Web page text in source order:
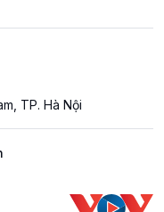
TP. Hà Nội